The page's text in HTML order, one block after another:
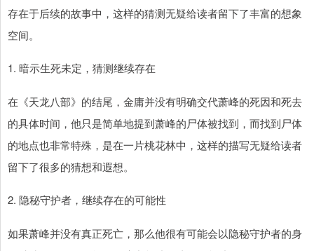
存在于后续的故事中，这样的猜测无疑给读者留下了丰富的想象
空间。
1. 暗示生死未定，猜测继续存在
在《天龙八部》的结尾，金庸并没有明确交代萧峰的死因和死去
的具体时间，他只是简单地提到萧峰的尸体被找到，而找到尸体
的地点也非常特殊，是在一片桃花林中，这样的描写无疑给读者
留下了很多的猜想和遐想。
2. 隐秘守护者，继续存在的可能性
如果萧峰并没有真正死亡，那么他很有可能会以隐秘守护者的身